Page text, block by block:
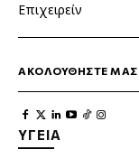
Επιχειρείν
ΑΚΟΛΟΥΘΗΣΤΕ ΜΑΣ
ΥΓΕΙΑ